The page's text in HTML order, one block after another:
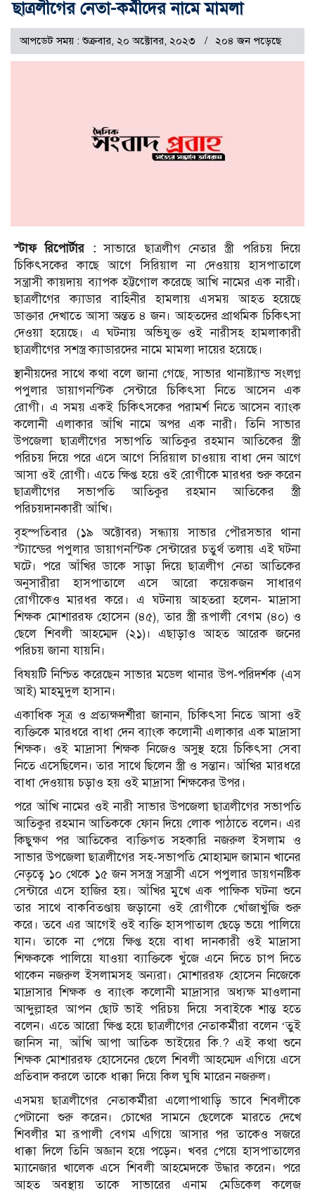
ছাত্রলীগের নেতা-কর্মীদের নামে মামলা
আপডেট সময় : শুক্রবার, ২০ অক্টোবর, ২০২৩ ২০৪ জন পড়েছে
স্টাফ রিপোর্টার :সাভারে ছাত্রলীগ নেতার স্ত্রী পরিচয় দিয়ে
চিকিৎসকের কাছে আগে সিরিয়াল না দেওয়ায় হাসপাতালে
সন্ত্রাসী কায়দায় ব্যাপক হট্টগোল করেছে আখি নামের এক নারী।
ছাত্রলীগের ক্যাডার বাহিনীর হামলায় এসময় আহত হয়েছে
ডাক্তার দেখাতে আসা অন্তত ৪ জন। আহতদের প্রাথমিক চিকিৎসা
দেওয়া হয়েছে। এ ঘটনায় অভিযুক্ত ওই নারীসহ হামলাকারী
ছাত্রলীগের সশস্ত্র ক্যাডারদের নামে মামলা দায়ের হয়েছে।
স্থানীয়দের সাথে কথা বলে জানা গেছে, সাভার থানাষ্ট্যান্ড সংলগ্ন
পপুলার ডায়াগনস্টিক সেন্টারে চিকিৎসা নিতে আসেন এক
রোগী। এ সময় একই চিকিৎসকের পরামর্শ নিতে আসেন ব্যাংক
কলোনী এলাকার আঁখি নামে অপর এক নারী। তিনি সাভার
উপজেলা ছাত্রলীগের সভাপতি আতিকুর রহমান আতিকের স্ত্রী
পরিচয় দিয়ে পরে এসে আগে সিরিয়াল চাওয়ায় বাধা দেন আগে
আসা ওই রোগী। এতে ক্ষিপ্ত হয়ে ওই রোগীকে মারধর শুরু করেন
ছাত্রলীগের সভাপতি আতিকুর রহমান আতিকের স্ত্রী
পরিচয়দানকারী আঁখি।
বৃহস্পতিবার (১৯ অক্টোবর) সন্ধ্যায় সাভার পৌরসভার থানা
স্ট্যান্ডের পপুলার ডায়াগনস্টিক সেন্টারের চতুর্থ তলায় এই ঘটনা
ঘটে। পরে আঁখির ডাকে সাড়া দিয়ে ছাত্রলীগ নেতা আতিকের
অনুসারীরা হাসপাতালে এসে আরো কয়েকজন সাধারণ
রোগীকেও মারধর করে। এ ঘটনায় আহতরা হলেন- মাদ্রাসা
শিক্ষক মোশাররফ হোসেন (৪৫), তার স্ত্রী রূপালী বেগম (৪০) ও
ছেলে শিবলী আহম্মেদ (২১)। এছাড়াও আহত আরেক জনের
পরিচয় জানা যায়নি।
বিষয়টি নিশ্চিত করেছেন সাভার মডেল থানার উপ-পরিদর্শক (এস
আই) মাহমুদুল হাসান।
একাধিক সূত্র ও প্রত্যক্ষদর্শীরা জানান, চিকিৎসা নিতে আসা ওই
ব্যক্তিকে মারধরে বাধা দেন ব্যাংক কলোনী এলাকার এক মাদ্রাসা
শিক্ষক। ওই মাদ্রাসা শিক্ষক নিজেও অসুস্থ হয়ে চিকিৎসা সেবা
নিতে এসেছিলেন। তার সাথে ছিলেন স্ত্রী ও সন্তান। আঁখির মারধরে
বাধা দেওয়ায় চড়াও হয় ওই মাদ্রাসা শিক্ষকের উপর।
পরে আঁখি নামের ওই নারী সাভার উপজেলা ছাত্রলীগের সভাপতি
আতিকুর রহমান আতিককে ফোন দিয়ে লোক পাঠাতে বলেন। এর
কিছুক্ষণ পর আতিকের ব্যক্তিগত সহকারি নজরুল ইসলাম ও
সাভার উপজেলা ছাত্রলীগের সহ-সভাপতি মোহাম্মদ জামান খানের
নেতৃত্বে ১০ থেকে ১৫ জন সসস্ত্র সন্ত্রাসী এসে পপুলার ডায়গনষ্টিক
সেন্টারে এসে হাজির হয়। আঁখির মুখে এক পাক্ষিক ঘটনা শুনে
তার সাথে বাকবিতণ্ডায় জড়ানো ওই রোগীকে খোঁজাখুঁজি শুরু
করে। তবে এর আগেই ওই ব্যক্তি হাসপাতাল ছেড়ে ভয়ে পালিয়ে
যান। তাকে না পেয়ে ক্ষিপ্ত হয়ে বাধা দানকারী ওই মাদ্রাসা
শিক্ষককে পালিয়ে যাওয়া ব্যাক্তিকে খুঁজে এনে দিতে চাপ দিতে
থাকেন নজরুল ইসলামসহ অন্যরা। মোশাররফ হোসেন নিজেকে
মাদ্রাসার শিক্ষক ও ব্যাংক কলোনী মাদ্রাসার অধ্যক্ষ মাওলানা
আব্দুল্লাহর আপন ছোট ভাই পরিচয় দিয়ে সবাইকে শান্ত হতে
বলেন। এতে আরো ক্ষিপ্ত হয়ে ছাত্রলীগের নেতাকর্মীরা বলেন ‘তুই
জানিস না, আঁখি আপা আতিক ভাইয়ের কি.? এই কথা শুনে
শিক্ষক মোশাররফ হোসেনের ছেলে শিবলী আহম্মেদ এগিয়ে এসে
প্রতিবাদ করলে তাকে ধাক্কা দিয়ে কিল ঘুষি মারেন নজরুল।
এসময় ছাত্রলীগের নেতাকর্মীরা এলোপাথাড়ি ভাবে শিবলীকে
পেটানো শুরু করেন। চোখের সামনে ছেলেকে মারতে দেখে
শিবলীর মা রূপালী বেগম এগিয়ে আসার পর তাকেও সজরে
ধাক্কা দিলে তিনি অজ্ঞান হয়ে পড়েন। খবর পেয়ে হাসপাতালের
ম্যানেজার খালেক এসে শিবলী আহমেদকে উদ্ধার করেন। পরে
আহত অবস্থায় তাকে সাভারের এনাম মেডিকেল কলেজ